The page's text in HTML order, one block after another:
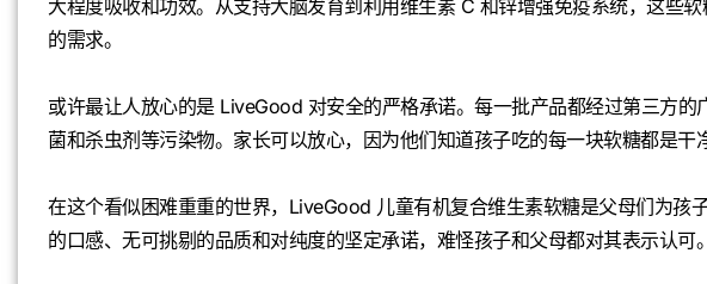
大程度吸收和功效。从支持大脑发育到利用维生素 C 和锌增强免疫系统，这些
的需求。
或许最让人放心的是 LiveGood 对安全的严格承诺。每一批产品都经过第三方的
菌和杀虫剂等污染物。家长可以放心，因为他们知道孩子吃的每一块软糖都是干
在这个看似困难重重的世界，LiveGood 儿童有机复合维生素软糖是父母们为孩
的口感、无可挑剔的品质和对纯度的坚定承诺，难怪孩子和父母都对其表示认可。